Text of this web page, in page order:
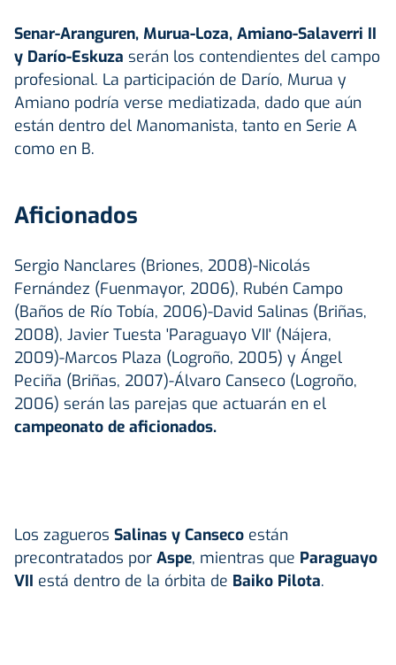
Senar-Aranguren, Murua-Loza, Amiano-Salaverri II
y Darío-Eskuza serán los contendientes del campo
profesional. La participación de Darío, Murua y
Amiano podría verse mediatizada, dado que aún
están dentro del Manomanista, tanto en Serie A
como en B.
Aficionados
Sergio Nanclares (Briones, 2008)-Nicolás
Fernández (Fuenmayor, 2006), Rubén Campo
(Baños de Río Tobía, 2006)-David Salinas (Briñas,
2008), Javier Tuesta 'Paraguayo VII' (Nájera,
2009)-Marcos Plaza (Logroño, 2005) y Ángel
Peciña (Briñas, 2007)-Álvaro Canseco (Logroño,
2006) serán las parejas que actuarán en el
campeonato de aficionados.
Los zagueros Salinas y Canseco están
precontratados por Aspe, mientras que Paraguayo
VII está dentro de la órbita de Baiko Pilota.